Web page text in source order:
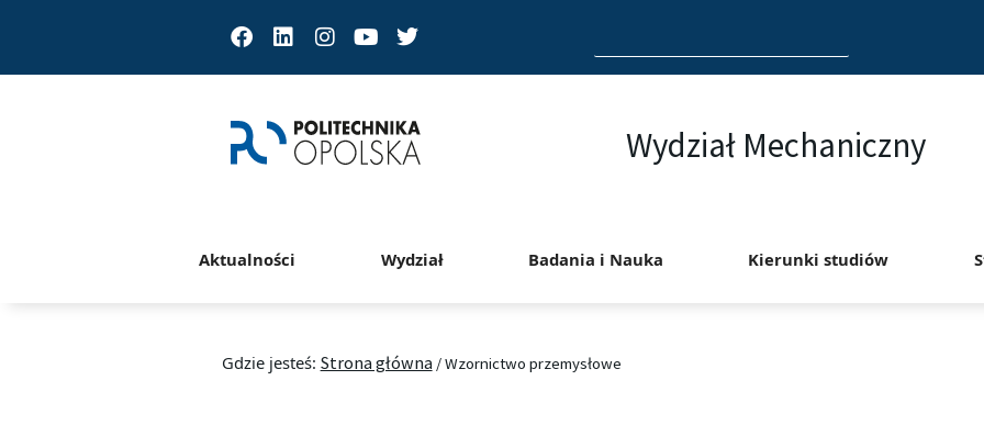
Facebook
LinkedinInstagram
YoutubeTwitter
for:
Wydział Mechaniczny
Aktualności Wydział Badania i Nauka Kierunki studiów
Gdzie jesteś: Strona główna /Wzornictwo przemysłowe